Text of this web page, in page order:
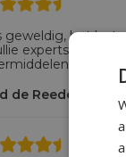
de Reede
geweldig, het laat
experts zijn in